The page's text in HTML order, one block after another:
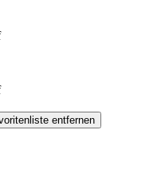
entfernen